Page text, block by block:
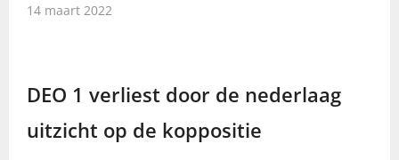
14 maart 2022
DEO 1 verliest door de nederlaag
uitzicht op de koppositie